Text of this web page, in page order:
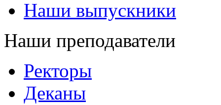
Наши выпускники
Наши преподаватели
Ректоры
Деканы